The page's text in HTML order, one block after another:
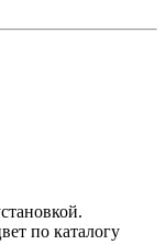
по каталогу